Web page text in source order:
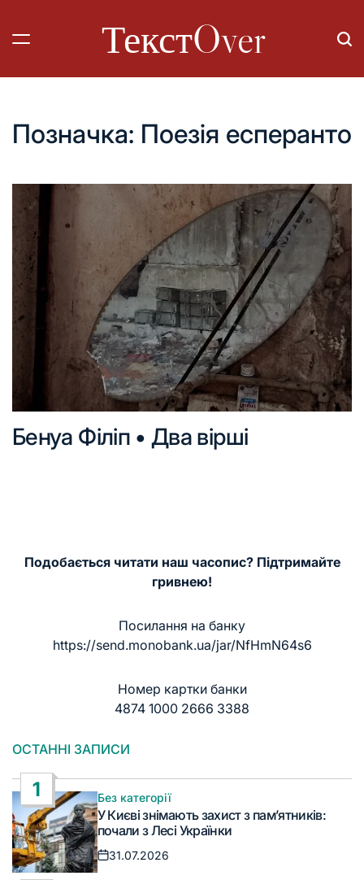
вмісту
ТекстOver
Позначка: Поезія есперанто
Бенуа Філіп • Два вірші
Подобається читати наш часопис? Підтримайте
гривнею!
Посилання на банку
https://send.monobank.ua/jar/NfHmN64s6
Номер картки банки
4874 1000 2666 3388
ОСТАННІ ЗАПИСИ
1
Опублікувати
у
Без категорії
У Києві знімають захист з пам’ятників:
почали з Лесі Українки
Дата
31.07.2026